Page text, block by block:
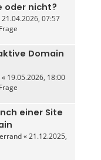
oder nicht?
21.04.2026, 07:57
Domain
« 19.05.2026, 18:00
einer Site
«21.12.2025,